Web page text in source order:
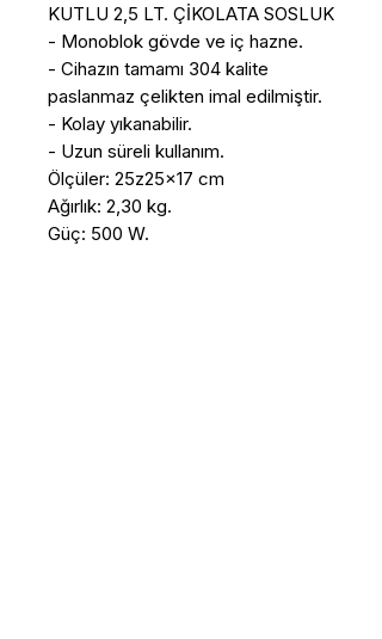
KUTLU 2,5 LT. ÇİKOLATA SOSLUK
- Monoblok gövde ve iç hazne.
- Cihazın tamamı 304 kalite
paslanmaz çelikten imal edilmiştir.
- Kolay yıkanabilir.
- Uzun süreli kullanım.
Ölçüler: 25z25x17 cm
Ağırlık: 2,30 kg.
Güç: 500 W.